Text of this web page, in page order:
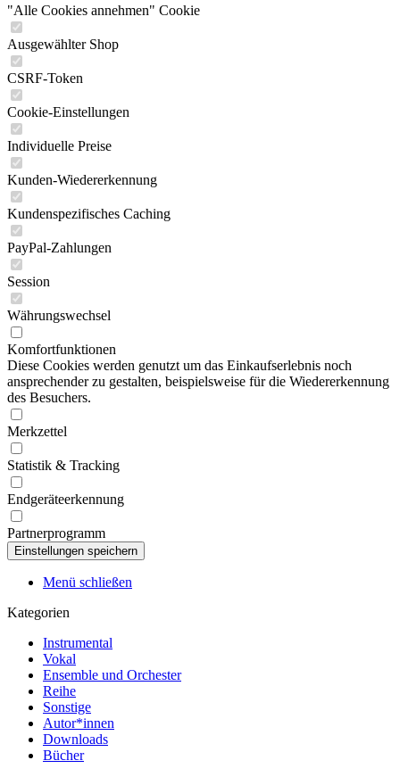
"Alle Cookies annehmen" Cookie
Ausgewählter Shop
CSRF-Token
Cookie-Einstellungen
Individuelle Preise
Kunden-Wiedererkennung
Kundenspezifisches Caching
PayPal-Zahlungen
Session
Währungswechsel
Komfortfunktionen
Diese Cookies werden genutzt um das Einkaufserlebnis noch
ansprechender zu gestalten, beispielsweise für die Wiedererkennung
des Besuchers.
Merkzettel
Statistik & Tracking
Endgeräteerkennung
Partnerprogramm
Menü schließen
Kategorien
Instrumental
Vokal
Ensemble und Orchester
Reihe
Sonstige
Autor*innen
Downloads
Bücher